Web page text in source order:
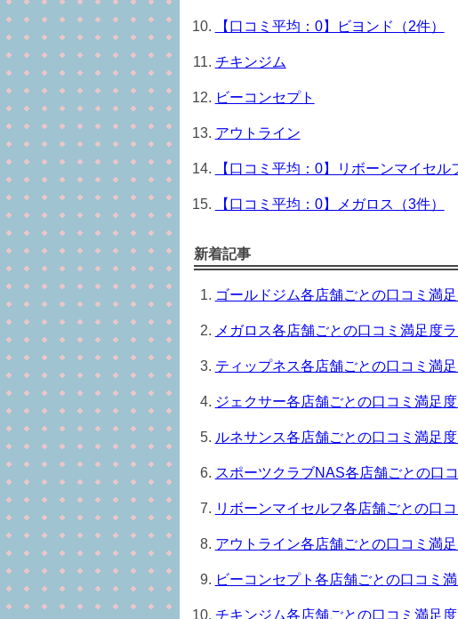
【口コミ平均：0】ビヨンド（2件）
チキンジム
ビーコンセプト
アウトライン
【口コミ平均：0】リボーンマイセル
【口コミ平均：0】メガロス（3件）
新着記事
ゴールドジム各店舗ごとの口コミ満
メガロス各店舗ごとの口コミ満足度
ティップネス各店舗ごとの口コミ満
ジェクサー各店舗ごとの口コミ満足
ルネサンス各店舗ごとの口コミ満足
スポーツクラブNAS各店舗ごとの口
リボーンマイセルフ各店舗ごとの口
アウトライン各店舗ごとの口コミ満
ビーコンセプト各店舗ごとの口コミ
チキンジム各店舗ごとの口コミ満足